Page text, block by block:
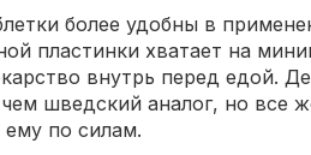
более удобны в
пластинки хватает на
внутрь перед едой.
шведский аналог, но все
ему по силам.